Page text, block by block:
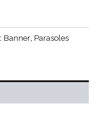
Banner, Parasoles